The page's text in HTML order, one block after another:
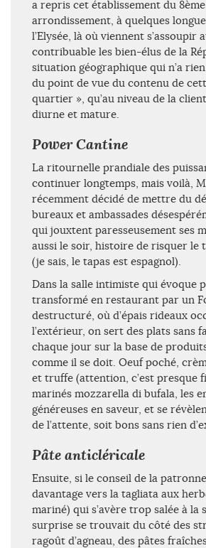
a repris cet établissement du 8ème
arrondissement, à quelques
l’Elysée, là où viennent s’assoupir
contribuable les bien-élus de la
situation géographique qui n’a
du point de vue du contenu de
quartier », qu’au niveau de la
diurne et mature.
Power Cantine
La ritournelle prandiale des
continuer longtemps, mais voilà,
récemment décidé de mettre du
bureaux et ambassades
qui jouxtent paresseusement ses
aussi le soir, histoire de risquer le
(je sais, le tapas est espagnol).
Dans la salle intimiste qui évoque
transformé en restaurant par un
destructuré, où d’épais rideaux
l’extérieur, on sert des plats sans
chaque jour sur la base de
comme il se doit. Oeuf poché,
et truffe (attention, c’est presque
marinés mozzarella di bufala, les
généreuses en saveur, et se
de l’attente, soit bons sans rien
Pâte anticléricale
Ensuite, si le conseil de la
davantage vers la tagliata aux
mariné) qui s’avère trop salée à la
surprise se trouvait du côté des
ragoût d’agneau, des pâtes